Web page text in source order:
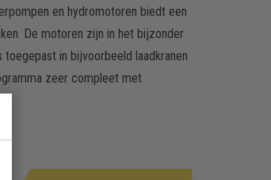
en hydromotoren biedt een
De motoren zijn in het bijzonder
in bijvoorbeeld laadkranen
zeer compleet met